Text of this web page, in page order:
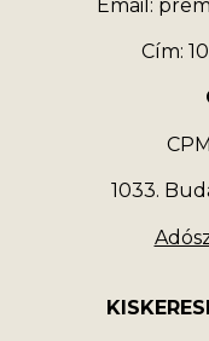
Email:
Cím:
1033.